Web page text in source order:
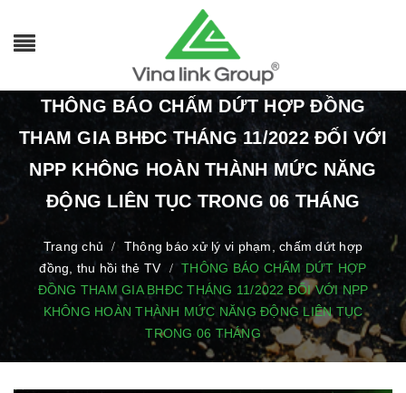
THÔNG BÁO CHẤM DỨT HỢP ĐỒNG
THAM GIA BHĐC THÁNG 11/2022 ĐỐI VỚI
NPP KHÔNG HOÀN THÀNH MỨC NĂNG
ĐỘNG LIÊN TỤC TRONG 06 THÁNG
Trang chủ /
Thông báo xử lý vi phạm, chấm dứt hợp
đồng, thu hồi thẻ TV
/
THÔNG BÁO CHẤM DỨT HỢP
ĐỒNG THAM GIA BHĐC THÁNG 11/2022 ĐỐI VỚI NPP
KHÔNG HOÀN THÀNH MỨC NĂNG ĐỘNG LIÊN TỤC
TRONG 06 THÁNG